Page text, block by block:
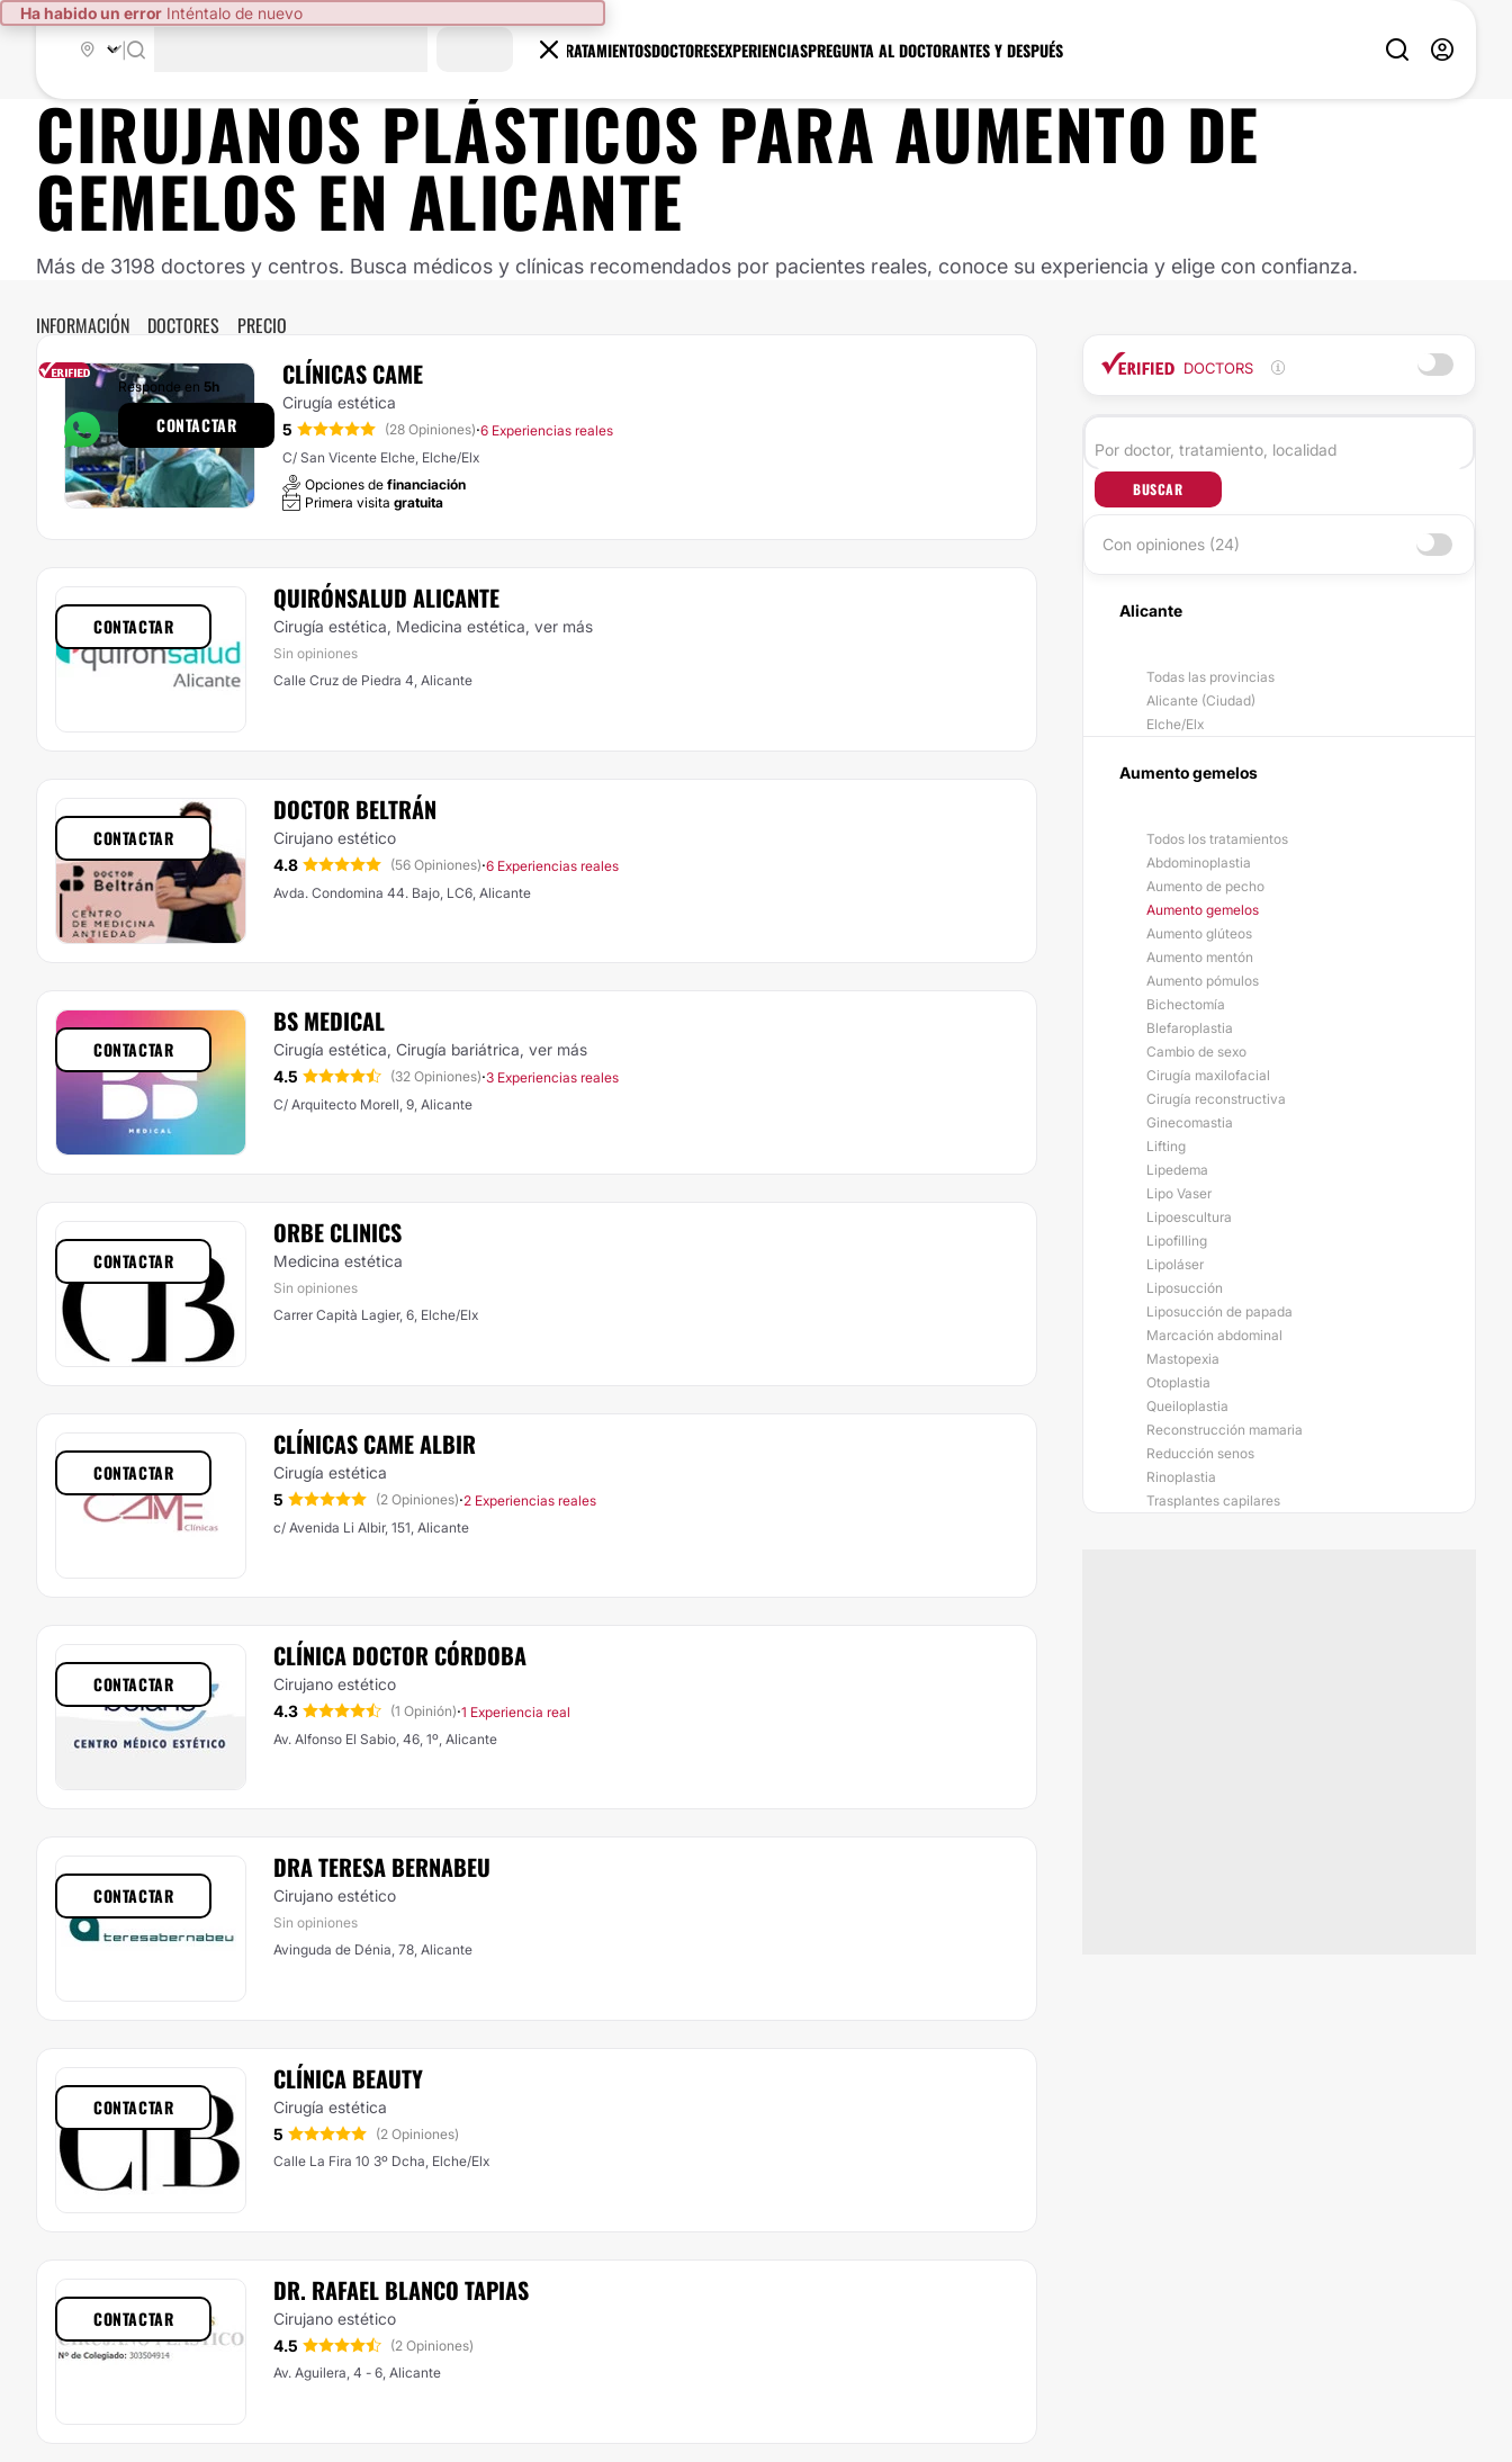
Ha habido un error Inténtalo de nuevo
TRATAMIENTOSDOCTORESEXPERIENCIASPREGUNTA AL DOCTORANTES Y DESPUÉS
CIRUJANOS PLÁSTICOS PARA AUMENTO DE
GEMELOS EN ALICANTE
Más de 3198 doctores y centros. Busca médicos y clínicas recomendados por pacientes reales, conoce su experiencia y elige con confianza.
INFORMACIÓN DOCTORES PRECIO
CLÍNICAS CAME
Cirugía estética
5
(28 Opiniones)·6 Experiencias reales
C/ San Vicente Elche, Elche/Elx
Opciones de financiación
Primera visita gratuita
Responde en 5h
CONTACTAR
QUIRÓNSALUD ALICANTE
Cirugía estética, Medicina estética, ver más
Sin opiniones
Calle Cruz de Piedra 4, Alicante
CONTACTAR
DOCTOR BELTRÁN
Cirujano estético
4.8
(56 Opiniones)·6 Experiencias reales
Avda. Condomina 44. Bajo, LC6, Alicante
CONTACTAR
BS MEDICAL
Cirugía estética, Cirugía bariátrica, ver más
4.5
(32 Opiniones)·3 Experiencias reales
C/ Arquitecto Morell, 9, Alicante
CONTACTAR
ORBE CLINICS
Medicina estética
Sin opiniones
Carrer Capità Lagier, 6, Elche/Elx
CONTACTAR
CLÍNICAS CAME ALBIR
Cirugía estética
5
(2 Opiniones)·2 Experiencias reales
c/ Avenida Li Albir, 151, Alicante
CONTACTAR
CLÍNICA DOCTOR CÓRDOBA
Cirujano estético
4.3
(1 Opinión)·1 Experiencia real
Av. Alfonso El Sabio, 46, 1º, Alicante
CONTACTAR
DRA TERESA BERNABEU
Cirujano estético
Sin opiniones
Avinguda de Dénia, 78, Alicante
CONTACTAR
CLÍNICA BEAUTY
Cirugía estética
5
(2 Opiniones)
Calle La Fira 10 3º Dcha, Elche/Elx
CONTACTAR
DR. RAFAEL BLANCO TAPIAS
Cirujano estético
4.5
(2 Opiniones)
Av. Aguilera, 4 - 6, Alicante
CONTACTAR
DOCTORS
BUSCAR
Con opiniones (24)
Alicante
Todas las provincias
Alicante (Ciudad)
Elche/Elx
Aumento gemelos
Todos los tratamientos
Abdominoplastia
Aumento de pecho
Aumento gemelos
Aumento glúteos
Aumento mentón
Aumento pómulos
Bichectomía
Blefaroplastia
Cambio de sexo
Cirugía maxilofacial
Cirugía reconstructiva
Ginecomastia
Lifting
Lipedema
Lipo Vaser
Lipoescultura
Lipofilling
Lipoláser
Liposucción
Liposucción de papada
Marcación abdominal
Mastopexia
Otoplastia
Queiloplastia
Reconstrucción mamaria
Reducción senos
Rinoplastia
Trasplantes capilares